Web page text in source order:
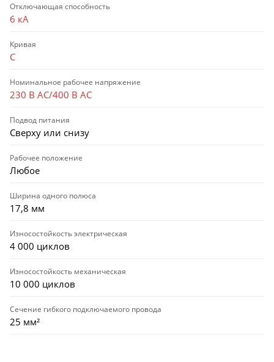
Отключающая способность
6 кА
Кривая
C
Номинальное рабочее напряжение
230 В AC/400 В AC
Подвод питания
Сверху или снизу
Рабочее положение
Любое
Ширина одного полюса
17,8 мм
Износостойкость электрическая
4 000 циклов
Износостойкость механическая
10 000 циклов
Сечение гибкого подключаемого провода
25 мм²